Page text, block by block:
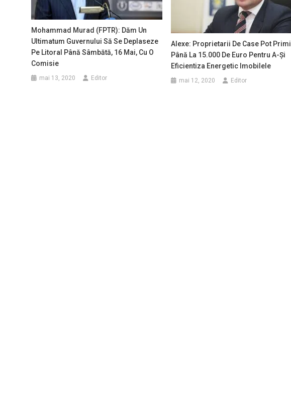
Mohammad Murad (FPTR): Dăm Un
Ultimatum Guvernului Să Se Deplaseze
Pe Litoral Până Sâmbătă, 16 Mai, Cu O
Comisie
mai 13, 2020 Editor
Alexe: Proprietarii De Case Pot Primi
Până La 15.000 De Euro Pentru A-Şi
Eficientiza Energetic Imobilele
mai 12, 2020 Editor